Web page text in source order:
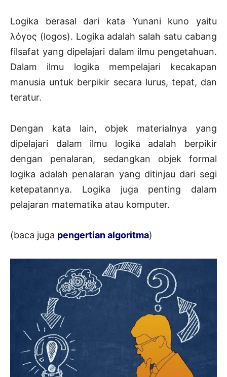
Logika berasal dari kata Yunani kuno yaitu
λόγος (logos). Logika adalah salah satu cabang
filsafat yang dipelajari dalam ilmu pengetahuan.
Dalam ilmu logika mempelajari kecakapan
manusia untuk berpikir secara lurus, tepat, dan
teratur.
Dengan kata lain, objek materialnya yang
dipelajari dalam ilmu logika adalah berpikir
dengan penalaran, sedangkan objek formal
logika adalah penalaran yang ditinjau dari segi
ketepatannya. Logika juga penting dalam
pelajaran matematika atau komputer.
(baca juga pengertian algoritma)